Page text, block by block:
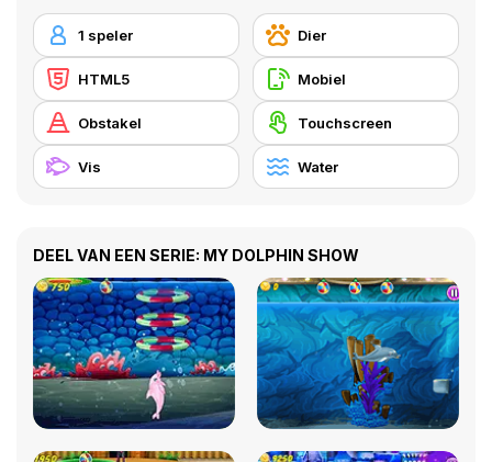
1 speler Dier
HTML5 Mobiel
Obstakel Touchscreen
Vis Water
DEEL VAN EEN SERIE: MY DOLPHIN SHOW